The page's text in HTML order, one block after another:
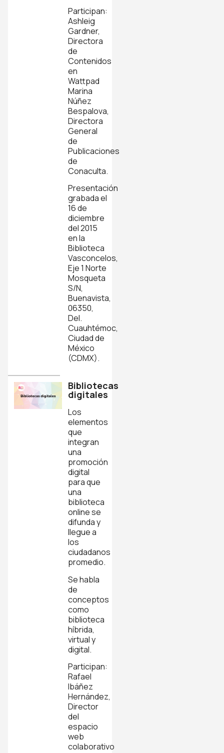
Participan:
Ashleig
Gardner,
Directora
de
Contenidos
en
Wattpad
Marina
Núñez
Bespalova,
Directora
General
de
Publicaciones
de
Conaculta.
Presentación
grabada el
16 de
diciembre
del 2015
en la
Biblioteca
Vasconcelos,
Eje 1 Norte
Mosqueta
S/N,
Buenavista,
06350,
Del.
Cuauhtémoc,
Ciudad de
México
(CDMX).
Bibliotecas
digitales
Los
elementos
que
integran
una
promoción
digital
para que
una
biblioteca
online se
difunda y
llegue a
los
ciudadanos
promedio.
Se habla
de
conceptos
como
biblioteca
híbrida,
virtual y
digital.
Participan:
Rafael
Ibáñez
Hernández,
Director
del
espacio
web
colaborativo